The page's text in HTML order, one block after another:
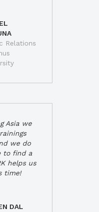
Relations
Asia we
we do
to find a
helps us
time!
DAL